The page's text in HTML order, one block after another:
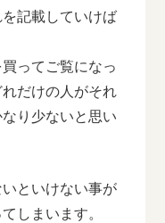
記載していけば
ってご覧になっ
だけの人がそれ
り少ないと思い
といけない事が
しまいます。